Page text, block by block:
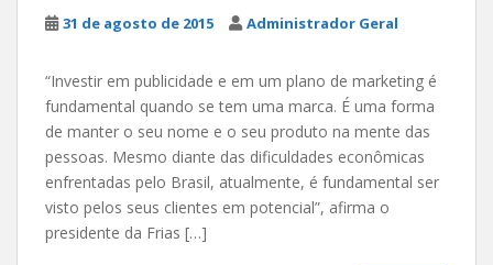
31 de agosto de 2015 Administrador Geral
“Investir em publicidade e em um plano de marketing é
fundamental quando se tem uma marca. É uma forma
de manter o seu nome e o seu produto na mente das
pessoas. Mesmo diante das dificuldades econômicas
enfrentadas pelo Brasil, atualmente, é fundamental ser
visto pelos seus clientes em potencial”, afirma o
presidente da Frias […]